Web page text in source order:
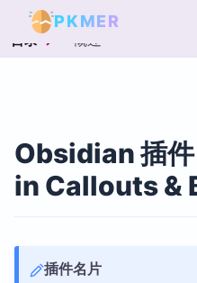
PKMER
目录 概述
Obsidian 插
in Callouts &
插件名片